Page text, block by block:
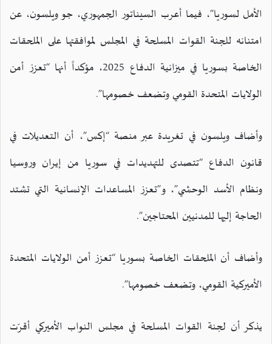
الأمل لسوريا”، فيما أعرب السيناتور الجمهوري، جو ويلسون، عن
امتنانه للجنة القوات المسلحة في المجلس لموافقتها على الملحقات
الخاصة بسوريا في ميزانية الدفاع 2025، مؤكداً أنها “تعزز أمن
الولايات المتحدة القومي وتضعف خصومها”.
وأضاف ويلسون في تغريدة عبر منصة “إكس”، أن التعديلات في
قانون الدفاع “تتصدى للتهديدات في سوريا من إيران وروسيا
ونظام الأسد الوحشي”، و”تعزز المساعدات الإنسانية التي تشتد
الحاجة إليها للمدنيين المحتاجين”.
وأضاف أن الملحقات الخاصة بسوريا “تعزز أمن الولايات المتحدة
الأميركية القومي، وتضعف خصومها”.
يذكر أن لجنة القوات المسلحة في مجلس النواب الأميركي أقرّت